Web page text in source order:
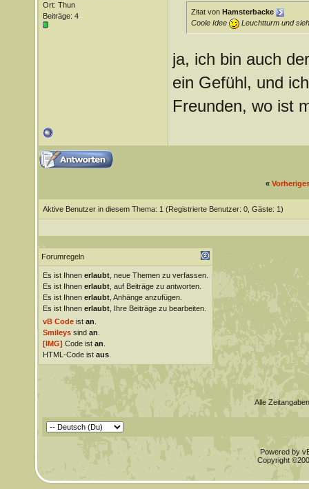
Ort: Thun
Beiträge: 4
Zitat von Hamsterbacke
Coole Idee
Leuchtturm und
ja, ich bin auch
ein Gefühl, und
Freunden, wo ist
«
Aktive Benutzer in diesem Thema: 1 (Registrierte Benutzer: 0, Gäste: 1)
Forumregeln
Es ist Ihnen erlaubt, neue Themen zu verfassen.
Es ist Ihnen erlaubt, auf Beiträge zu antworten.
Es ist Ihnen erlaubt, Anhänge anzufügen.
Es ist Ihnen erlaubt, Ihre Beiträge zu bearbeiten.
vB Codeist an
Smileyssind an
[IMG] Code ist an
HTML-Code ist aus.
Alle
Powered by
Copyright